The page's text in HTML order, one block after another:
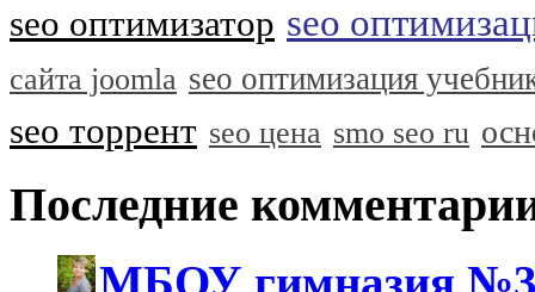
seo оптимизатор seo
сайта joomla seo оптимизация
seo торрент seo цена smo seo ru
Последние
МБОУ гимназия №3